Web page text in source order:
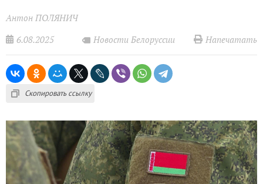
Антон ПОЛЯНИЧ
6.08.2025
Новости Белоруссии Напечатать
Скопировать ссылку